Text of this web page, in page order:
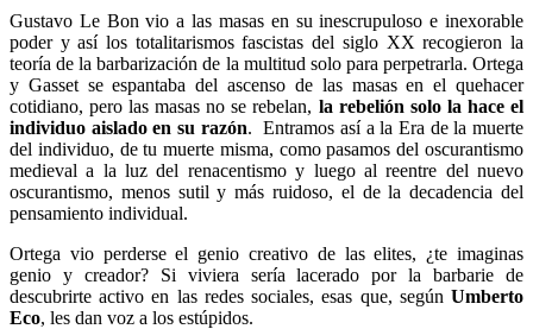
Gustavo Le Bon vio a las masas en su inescrupuloso e inexorable
poder y así los totalitarismos fascistas del siglo XX recogieron la
teoría de la barbarización de la multitud solo para perpetrarla. Ortega
y Gasset se espantaba del ascenso de las masas en el quehacer
cotidiano, pero las masas no se rebelan, la rebelión solo la hace el
individuo aislado en su razón. Entramos así a la Era de la muerte
del individuo, de tu muerte misma, como pasamos del oscurantismo
medieval a la luz del renacentismo y luego al reentre del nuevo
oscurantismo, menos sutil y más ruidoso, el de la decadencia del
pensamiento individual.
Ortega vio perderse el genio creativo de las elites, ¿te imaginas
genio y creador? Si viviera sería lacerado por la barbarie de
descubrirte activo en las redes sociales, esas que, según Umberto
Eco, les dan voz a los estúpidos.